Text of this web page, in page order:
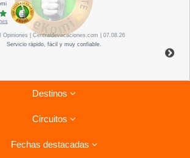
Opiniones
| Centraldevacaciones.com | 07.08.26
Servicio rápido, fácil y muy confiable.
Destinos
Riviera Maya
Tenerife
Circuitos
Combinados La Habana- Varadero
Fechas destacadas